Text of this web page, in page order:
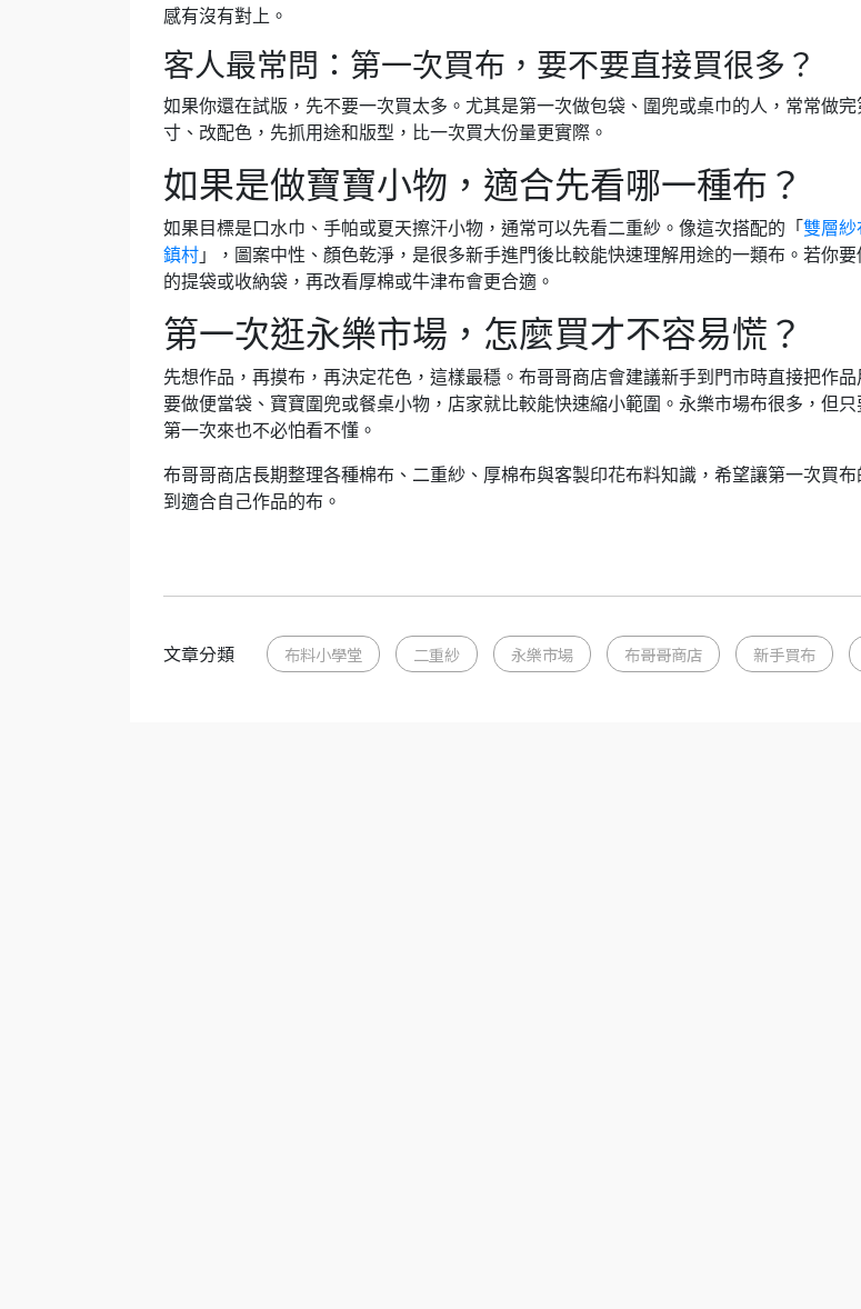
感有沒有對上。
客人最常問：第一次買布，要不要直接買很多？
如果你還在試版，先不要一次買太多。尤其是第一次做包袋、圍兜或桌巾的人，常常做完
寸、改配色，先抓用途和版型，比一次買大份量更實際。
如果是做寶寶小物，適合先看哪一種布？
如果目標是口水巾、手帕或夏天擦汗小物，通常可以先看二重紗。像這次搭配的「 雙層紗
鎮村 」，圖案中性、顏色乾淨，是很多新手進門後比較能快速理解用途的一類布。若你
的提袋或收納袋，再改看厚棉或牛津布會更合適。
第一次逛永樂市場，怎麼買才不容易慌？
先想作品，再摸布，再決定花色，這樣最穩。布哥哥商店會建議新手到門市時直接把作
要做便當袋、寶寶圍兜或餐桌小物，店家就比較能快速縮小範圍。永樂市場布很多，但只
第一次來也不必怕看不懂。
布哥哥商店長期整理各種棉布、二重紗、厚棉布與客製印花布料知識，希望讓第一次買
到適合自己作品的布。
文章分類 布料小學堂 二重紗 永樂市場 布哥哥商店 新手買布